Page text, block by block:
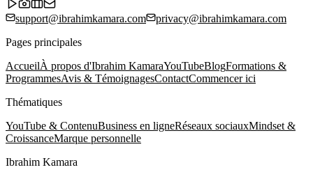
support@ibrahimkamara.com
privacy@ibrahimkamara.com
Pages principales
AccueilÀ propos d'Ibrahim KamaraYouTubeBlogFormations &
ProgrammesAvis & TémoignagesContactCommencer ici
Thématiques
YouTube & ContenuBusiness en ligneRéseaux sociauxMindset &
CroissanceMarque personnelle
Ibrahim Kamara